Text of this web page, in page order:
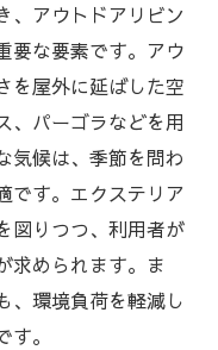
、アウトドアリビン
要な要素です。アウ
を屋外に延ばした空
、パーゴラなどを用
気候は、季節を問わ
です。エクステリア
図りつつ、利用者が
求められます。ま
、環境負荷を軽減し
。